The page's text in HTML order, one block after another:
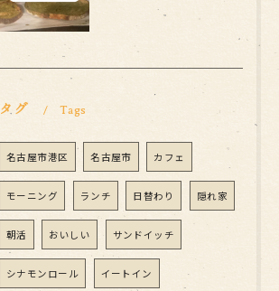
タグ Tags
名古屋市港区 名古屋市 カフェ
モーニング ランチ 日替わり 隠れ家
朝活 おいしい サンドイッチ
シナモンロール イートイン